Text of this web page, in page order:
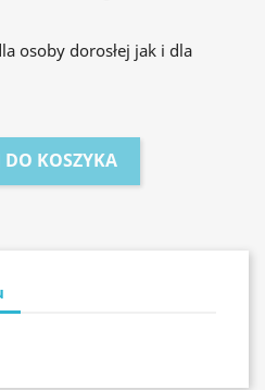
osoby dorosłej jak i dla
DO KOSZYKA